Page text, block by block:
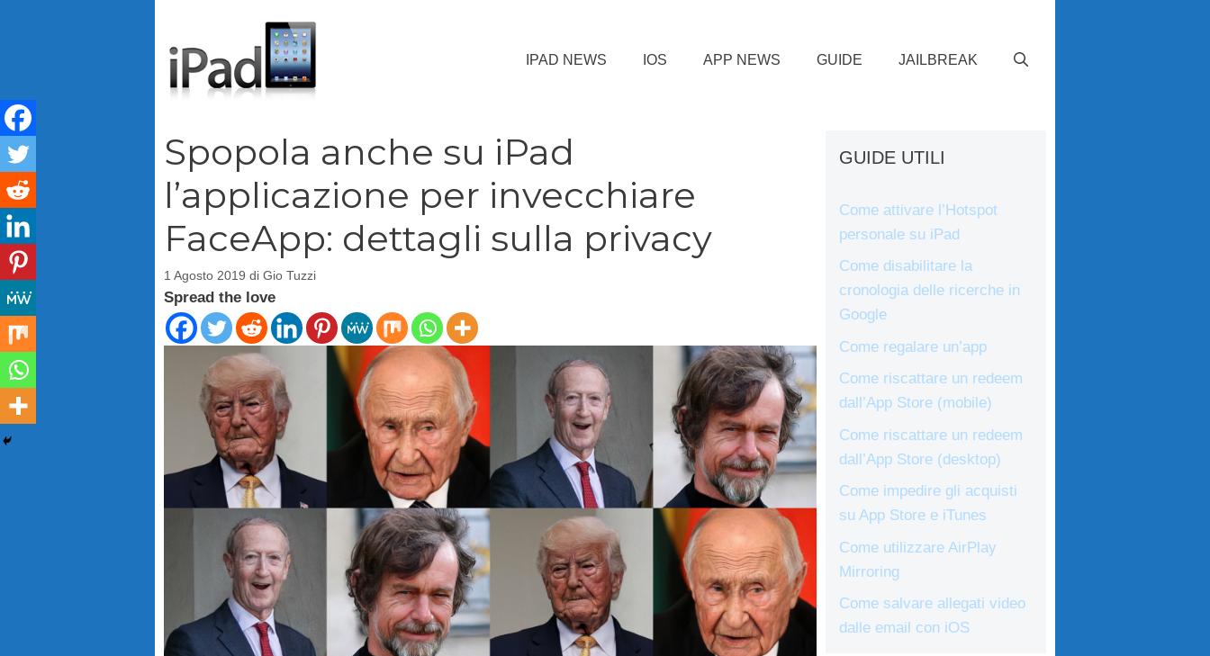
IPAD NEWS IOS APP NEWS GUIDE JAILBREAK
Spopola anche su iPad
l’applicazione per invecchiare
FaceApp: dettagli sulla privacy
1 Agosto 2019 di Gio Tuzzi
Spread the love
GUIDE UTILI
Come attivare l’Hotspot
personale su iPad
Come disabilitare la
cronologia delle ricerche in
Google
Come regalare un’app
Come riscattare un redeem
dall’App Store (mobile)
Come riscattare un redeem
dall’App Store (desktop)
Come impedire gli acquisti
su App Store e iTunes
Come utilizzare AirPlay
Mirroring
Come salvare allegati video
dalle email con iOS